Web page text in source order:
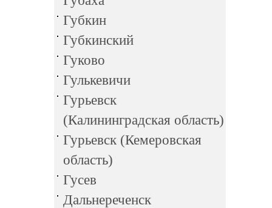
Губкин
Губкинский
Гуково
Гулькевичи
Гурьевск
(Калининградская область)
Гурьевск (Кемеровская
область)
Гусев
Дальнереченск